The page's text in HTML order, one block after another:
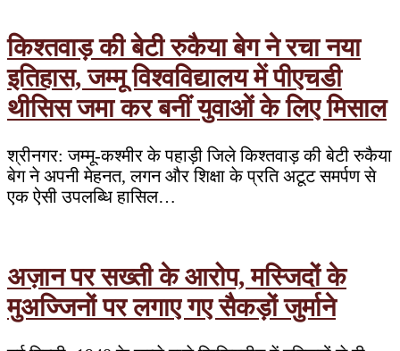
किश्तवाड़ की बेटी रुकैया बेग ने रचा नया
इतिहास, जम्मू विश्वविद्यालय में पीएचडी
थीसिस जमा कर बनीं युवाओं के लिए मिसाल
श्रीनगर: जम्मू-कश्मीर के पहाड़ी जिले किश्तवाड़ की बेटी रुकैया
बेग ने अपनी मेहनत, लगन और शिक्षा के प्रति अटूट समर्पण से
एक ऐसी उपलब्धि हासिल…
अज़ान पर सख्ती के आरोप, मस्जिदों के
मुअज्जिनों पर लगाए गए सैकड़ों जुर्माने